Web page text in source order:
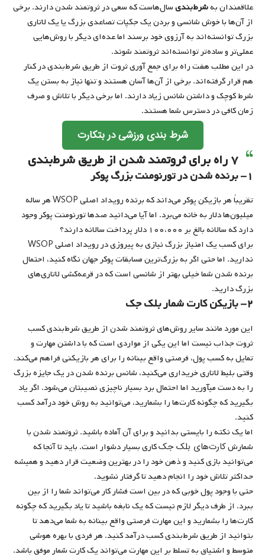
علاقمندان بهشرط‌بندیسال‌هاست که سعی در ثروتمند شدن دارند. برخی
از آن‌ها با خوش شانسی و بردن یک جکپات تصاعدی بزرگ یا یک لاتاری
بزرگ توانسته‌اند به آرزوی خود برسند اما عده‌ای دیگر با روش‌هایی
عملی‌تر و ساده‌تر توانسته‌اند ثروتمند شوند.
در این مطلب هفت راه برای جمع آوری ثروت از طریق شرط‌بندی در کنار
هم قرار گرفته‌اند. برخی از آن‌ها آسان هستند و تنها نیاز به بستن یک
شرط کوچک و داشتن شانس زیاد دارند. اما برخی دیگر با تلاش و صرف
زمان کافی در دسترس شما هستند.
شرط بندی ورزشی در بتکارت
۷ راه برای ثروتمند شدن از طریق شرط‌بندی
۱- برنده شدن در تورنومنت بزرگ پوکر
تقریباً هر بازیکن پوکر می‌داند که برنده رویداد اصلی WSOP هر ساله
میلیون‌ها دلار به خانه می‌برد. اما آیا می‌دانید صدها تورنومنت پوکر وجود
دارد که سالانه بالغ بر ۱۰۰،۰۰۰ دلار پرداخت سالانه دارند؟
برای کسب یک امتیاز بزرگ نیازی به پیروزی در رویداد اصلی WSOP
ندارید. اما حتی اگر به بزرگ‌ترین مسابقات پوکر جهان نگاه کنید، احتمال
برنده شدن شما خیلی بهتر از شانسی است که در قرعه‌کشی لاتاری‌های
بزرگ دارید.
۲- بازیکن کارت شمار بلک جک
این مورد مانند سایر روش‌های ثروتمند شدن از طریق شرط‌بندی کسب
ثروت جذاب نیست اما این یکی از مواردی است که با داشتن مهارت و
تمایل به کسب پول، فرصتی واقع بینانه را برای هر بازیکنی فراهم می‌کند.
وقتی بلیط لاتاری خریداری می‌کنید، شانس برنده شدن در یک جایزه بزرگ
را به دست می‎آورید اما احتمال برد بسیار ناچیزی نصیب‎تان می‌شود. اگر یاد
بگیرید که چگونه کارت‌ها را بشمارید، می‌توانید به روش خود درآمد کسب
کنید.
اما یک نکته را بایستی بدانید و برای آن آماده باشید. ثروتمند شدن با
شمارشکارت‌های بلک جککاری بسیار دشوار است. باید تا آنجا که
می‌توانید بازی کنید و ذهن خود را در بهترین وضعیت قرار دهید و همیشه
حداکثر تلاش خود را انجام دهید تا گرفتار نشوید.
حتی با وجود پول خوبی که در بین است فشار کار می‌تواند شما را از بین
ببرد. از طرف دیگر لازم نیست که یک نابغه باشید تا یاد بگیرید که چگونه
کارت‌ها را بشمارید و این مهارت فرصتی واقع بینانه به شما می‌دهد تا
بتوانید از طریق شرط‌بندی کسب درآمد کنید. هر فردی با بهره هوشی
متوسط و اشتیاق به تسلط بر این مهارت می‌تواند یک کارت شمار موفق باشد.